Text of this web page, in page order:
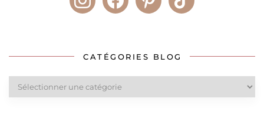
CATÉGORIES BLOG
blog